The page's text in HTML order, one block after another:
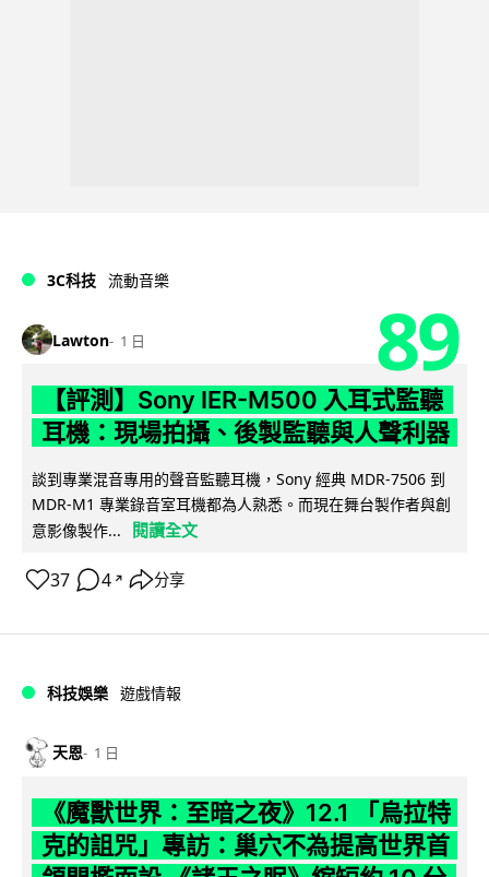
3C科技 流動音樂
Lawton 1 日 89
【評測】Sony IER-M500 入耳式監聽
耳機：現場拍攝、後製監聽與人聲利器
談到專業混音專用的聲音監聽耳機，Sony 經典 MDR-7506 到
MDR-M1 專業錄音室耳機都為人熟悉。而現在舞台製作者與創
意影像製作...
閱讀全文
37 4 ↗ 分享
科技娛樂 遊戲情報
天恩 1 日
《魔獸世界：至暗之夜》12.1 「烏拉特
克的詛咒」專訪：巢穴不為提高世界首